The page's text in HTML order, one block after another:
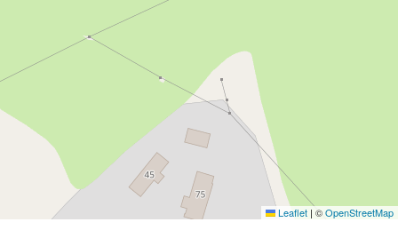
Leaflet | ©OpenStreetMap